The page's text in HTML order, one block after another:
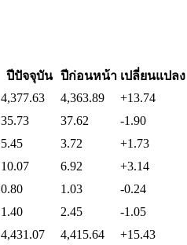
ปีปัจจุบัน ปีก่อนหน้า เปลี่ยนแปลง
4,377.63 4,363.89
+13.74
35.73 37.62
-1.90
5.45 3.72
+1.73
10.07 6.92
+3.14
0.80 1.03
-0.24
1.40 2.45
-1.05
4,431.07 4,415.64
+15.43